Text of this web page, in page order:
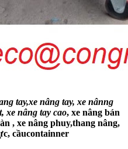
tay,xe nâng tay, xe nânng
xe nâng tay cao, xe nâng bán
, xe nâng phuy,thang nâng,
cầucontainner